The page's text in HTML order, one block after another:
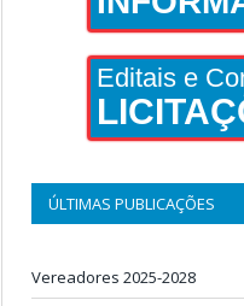
Editais e
ÚLTIMAS PUBLICAÇÕES
Vereadores 2025-2028